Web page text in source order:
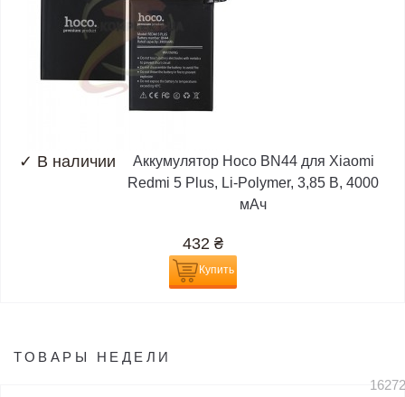
✓ В наличии
Аккумулятор Hoco BN44 для Xiaomi
Redmi 5 Plus, Li-Polymer, 3,85 B, 4000
мАч
432 ₴
Купить
ТОВАРЫ НЕДЕЛИ